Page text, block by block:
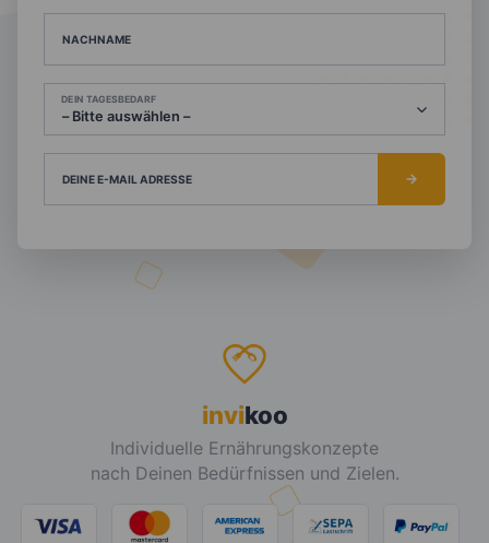
NACHNAME
DEIN TAGESBEDARF
DEINE E-MAIL ADRESSE
invikoo
Individuelle Ernährungskonzepte
nach Deinen Bedürfnissen und Zielen.